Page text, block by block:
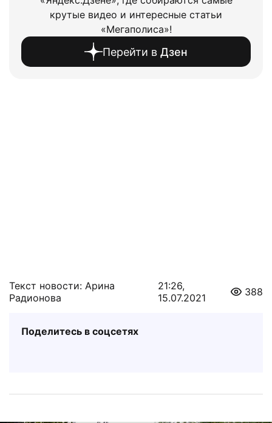
крутые видео и интересные статьи
«Мегаполиса»!
Перейти в Дзен
Текст новости: Арина
Радионова
21:26,
15.07.2021
388
Поделитесь в соцсетях